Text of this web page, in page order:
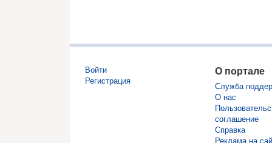
Войти
Регистрация
О портале
Служба
О нас
соглашение
Справка
Реклама на